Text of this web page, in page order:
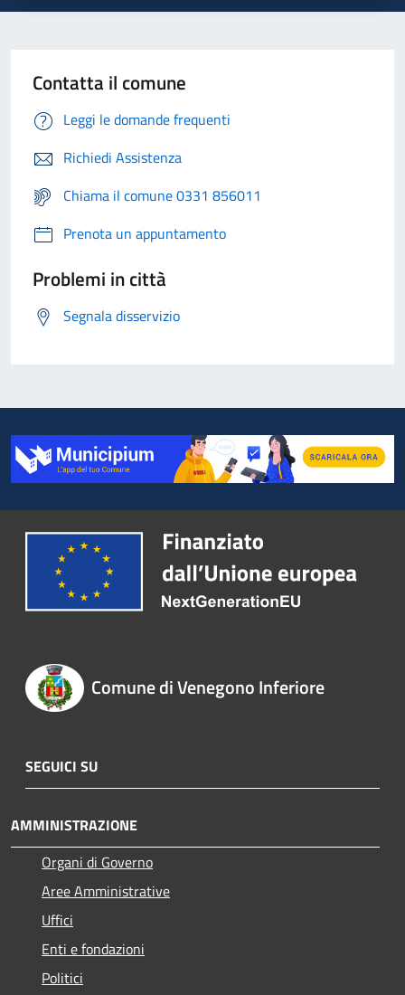
Contatta il comune
Leggi le domande frequenti
Richiedi Assistenza
Chiama il comune 0331 856011
Prenota un appuntamento
Problemi in città
Segnala disservizio
Comune di Venegono Inferiore
SEGUICI SU
AMMINISTRAZIONE
Organi di Governo
Aree Amministrative
Uffici
Enti e fondazioni
Politici